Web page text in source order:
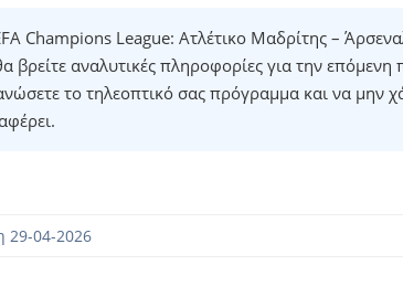
Champions League: Ατλέτικο Μαδρίτης –
βρείτε αναλυτικές πληροφορίες για την
το τηλεοπτικό σας πρόγραμμα και να μην
29-04-2026